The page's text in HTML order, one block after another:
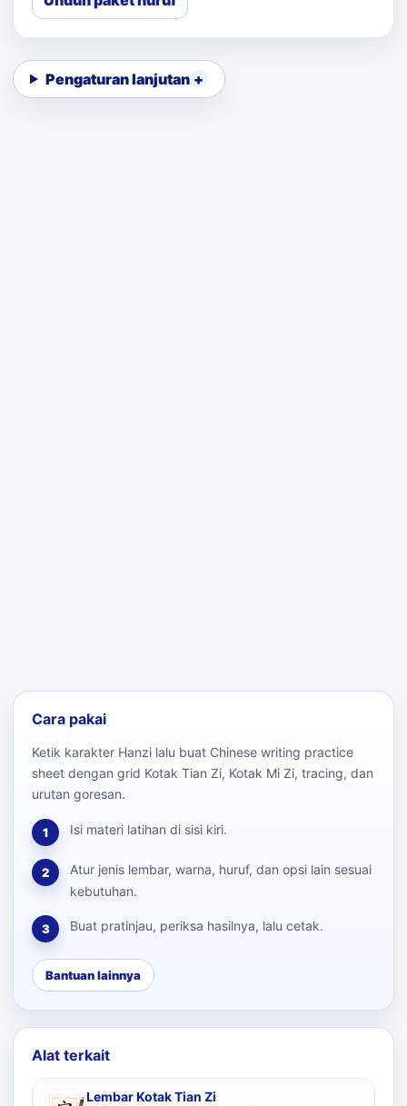
Pengaturan lanjutan
Cara pakai
Ketik karakter Hanzi lalu buat Chinese writing practice
sheet dengan grid Kotak Tian Zi, Kotak Mi Zi, tracing, dan
urutan goresan.
1 Isi materi latihan di sisi kiri.
2
Atur jenis lembar, warna, huruf, dan opsi lain sesuai
kebutuhan.
3 Buat pratinjau, periksa hasilnya, lalu cetak.
Bantuan lainnya
Alat terkait
Lembar Kotak Tian Zi